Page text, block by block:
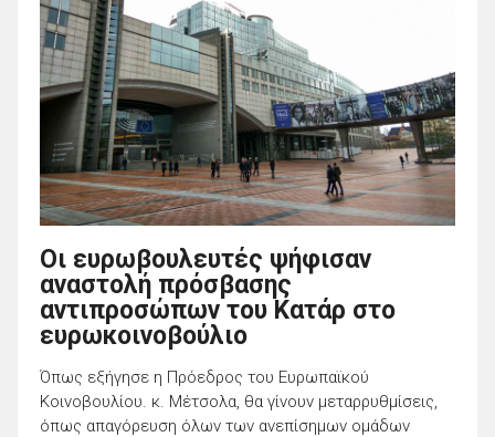
Οι ευρωβουλευτές ψήφισαν
αναστολή πρόσβασης
αντιπροσώπων του Κατάρ στο
ευρωκοινοβούλιο
Όπως εξήγησε η Πρόεδρος του Ευρωπαϊκού
Κοινοβουλίου. κ. Μέτσολα, θα γίνουν μεταρρυθμίσεις,
όπως απαγόρευση όλων των ανεπίσημων ομάδων